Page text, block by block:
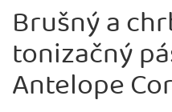
Brušný a
tonizačný
Antelope